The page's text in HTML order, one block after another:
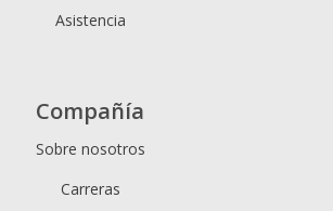
Asistencia
Compañía
Sobre nosotros
Carreras